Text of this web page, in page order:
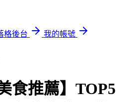
格後台
我的帳號
食推薦】TOP5